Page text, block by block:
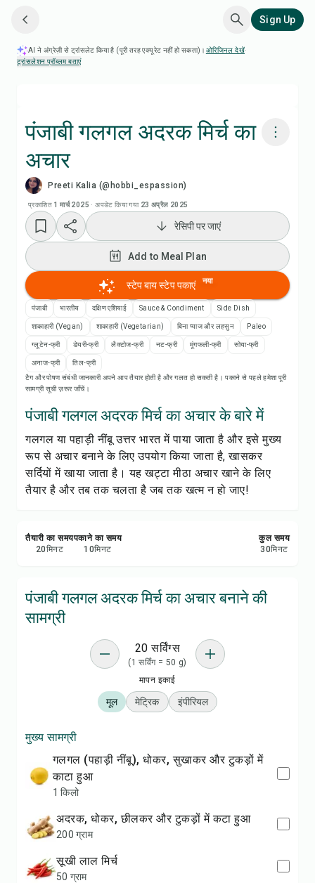
Sign Up
AI ने अंग्रेज़ी से ट्रांसलेट किया है (पूरी तरह एक्यूरेट नहीं हो सकता)। ओरिजिनल देखें·
ट्रांसलेशन प्रॉब्लम बताएं
पंजाबी गलगल अदरक मिर्च का
अचार
Preeti Kalia (@hobbi_espassion)
प्रकाशित 1 मार्च 2025 ·अपडेट किया गया 23 अप्रैल 2025
रेसिपी वीडियो देखें
Add to Meal Plan
Add to Shopping List
रिपोर्ट करें
रेसिपी पर जाएं
Add to Meal Plan
स्टेप बाय स्टेप पकाएं नया
पंजाबी भारतीय दक्षिण एशियाई Sauce & Condiment Side Dish
शाकाहारी (Vegan) शाकाहारी (Vegetarian) बिना प्याज और लहसुन Paleo
ग्लूटेन-फ्री डेयरी-फ्री लैक्टोज-फ्री नट-फ्री मूंगफली-फ्री सोया-फ्री
अनाज-फ्री
तिल-फ्री
टैग और पोषण संबंधी जानकारी अपने आप तैयार होती है और गलत हो सकती है। पकाने से पहले हमेशा पूरी
सामग्री सूची ज़रूर जाँचें।
पंजाबी गलगल अदरक मिर्च का अचार के बारे में
गलगल या पहाड़ी नींबू उत्तर भारत में पाया जाता है और इसे मुख्य
रूप से अचार बनाने के लिए उपयोग किया जाता है, खासकर
सर्दियों में खाया जाता है। यह खट्टा मीठा अचार खाने के लिए
तैयार है और तब तक चलता है जब तक खत्म न हो जाए!
तैयारी का समय
20मिनट
पकाने का समय
10मिनट
कुल समय
30मिनट
पंजाबी गलगल अदरक मिर्च का अचार बनाने की
सामग्री
20 सर्विंग्स
(1 सर्विंग = 50 g)
मापन इकाई
मूल मेट्रिक इंपीरियल
मुख्य सामग्री
गलगल (पहाड़ी नींबू), धोकर, सुखाकर और टुकड़ों में
काटा हुआ
1 किलो
अदरक, धोकर, छीलकर और टुकड़ों में कटा हुआ
200 ग्राम
सूखी लाल मिर्च
50 ग्राम